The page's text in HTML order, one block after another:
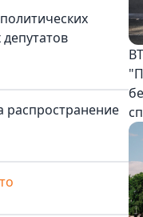
распространение